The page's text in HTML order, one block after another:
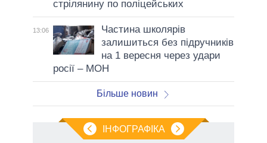
стрілянину по поліцейських
13:06
Частина школярів
залишиться без підручників
на 1 вересня через удари
росії – МОН
Більше новин
ІНФОГРАФІКА